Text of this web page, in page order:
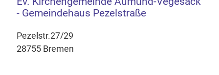
- Gemeindehaus Pezelstraße
Pezelstr.27/29
28755 Bremen